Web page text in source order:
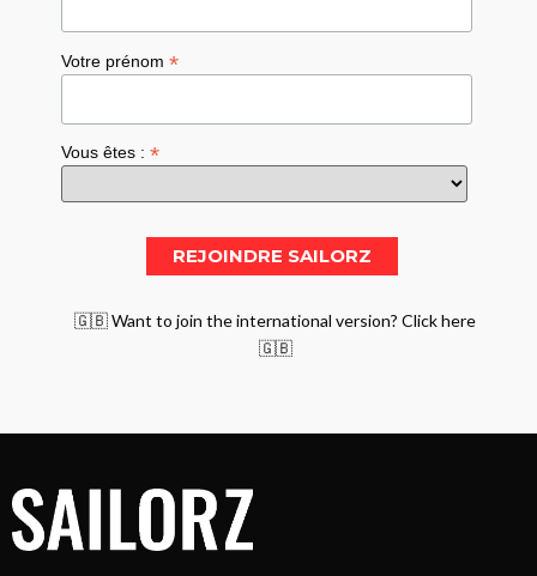
Votre prénom*
Vous êtes :*
🇬🇧 Want to join the international version? Click here
🇬🇧